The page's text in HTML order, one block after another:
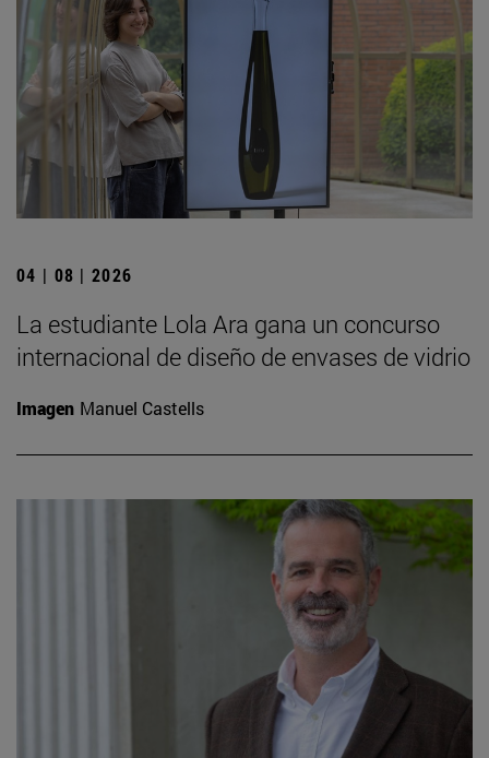
04 | 08 | 2026
La estudiante Lola Ara gana un concurso
internacional de diseño de envases de vidrio
Imagen Manuel Castells